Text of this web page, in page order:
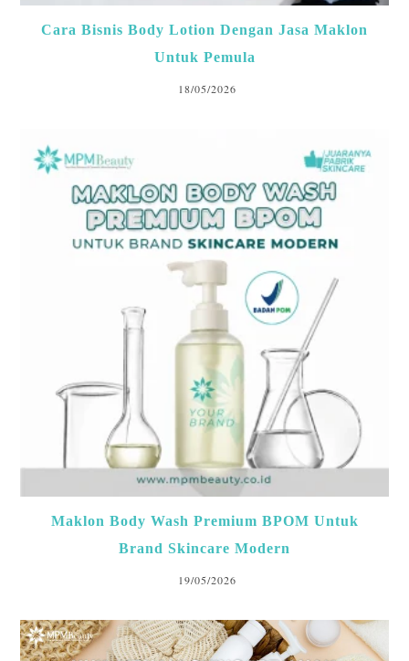
Cara Bisnis Body Lotion Dengan Jasa Maklon
Untuk Pemula
18/05/2026
Maklon Body Wash Premium BPOM Untuk
Brand Skincare Modern
19/05/2026